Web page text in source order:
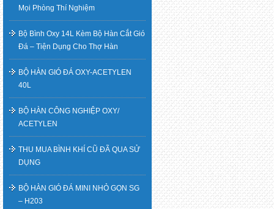
Mọi Phòng Thí Nghiệm
Bộ Bình Oxy 14L Kèm Bộ Hàn Cắt Gió
Đá – Tiện Dụng Cho Thợ Hàn
BỘ HÀN GIÓ ĐÁ OXY-ACETYLEN
40L
BỘ HÀN CÔNG NGHIỆP OXY/
ACETYLEN
THU MUA BÌNH KHÍ CŨ ĐÃ QUA SỬ
DỤNG
BỘ HÀN GIÓ ĐÁ MINI NHỎ GỌN SG
– H203